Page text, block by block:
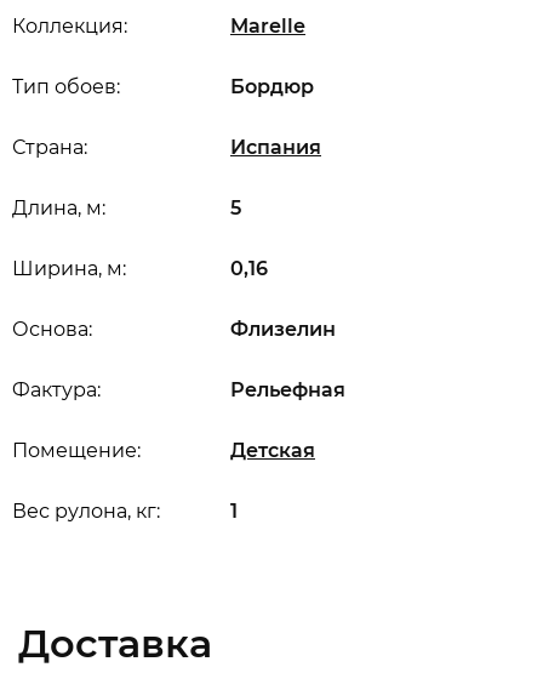
Коллекция: Marelle
Длина, м: 5
Ширина, м: 0,16
Вес рулона, кг: 1
Основа: Флизелин
Помещение: Детская
Страна: Испания
Тип обоев: Бордюр
Фактура: Рельефная
Доставка